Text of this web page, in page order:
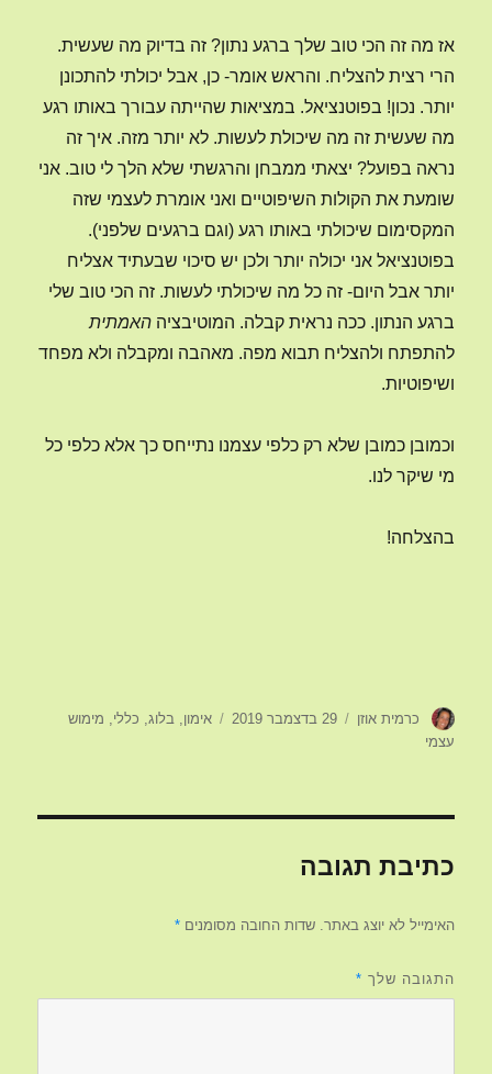
אז מה זה הכי טוב שלך ברגע נתון? זה בדיוק מה שעשית.
הרי רצית להצליח. והראש אומר- כן, אבל יכולתי להתכונן
יותר. נכון! בפוטנציאל. במציאות שהייתה עבורך באותו רגע
מה שעשית זה מה שיכולת לעשות. לא יותר מזה. איך זה
נראה בפועל? יצאתי ממבחן והרגשתי שלא הלך לי טוב. אני
שומעת את הקולות השיפוטיים ואני אומרת לעצמי שזה
המקסימום שיכולתי באותו רגע (וגם ברגעים שלפני).
בפוטנציאל אני יכולה יותר ולכן יש סיכוי שבעתיד אצליח
יותר אבל היום- זה כל מה שיכולתי לעשות. זה הכי טוב שלי
ברגע הנתון. ככה נראית קבלה. המוטיבציההאמתית
להתפתח ולהצליח תבוא מפה. מאהבה ומקבלה ולא מפחד
ושיפוטיות.
וכמובן כמובן שלא רק כלפי עצמנו נתייחס כך אלא כלפי כל
מי שיקר לנו.
בהצלחה!
מחבר
כרמית אוזן
פורסם
29 בדצמבר 2019 קטגוריות
אימון בלוג כללי
מימוש
עצמי
כתיבת תגובה
האימייל לא יוצג באתר. שדות החובה מסומנים*
התגובה שלך *